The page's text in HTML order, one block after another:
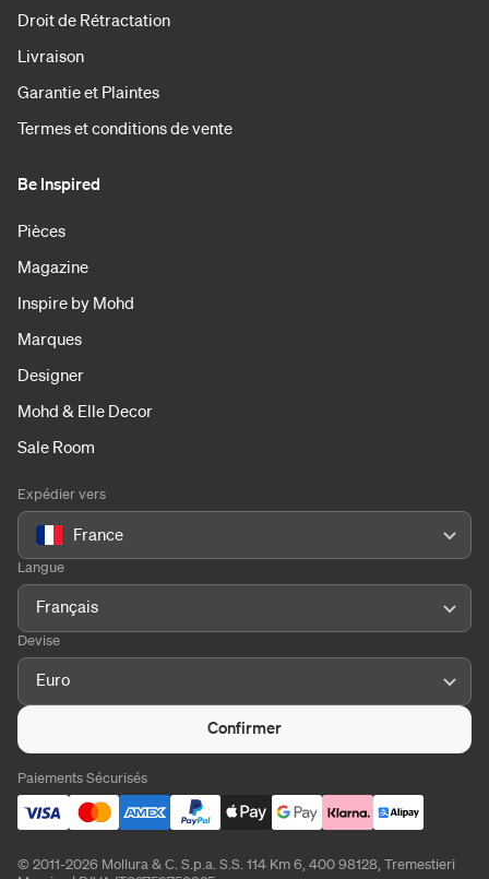
Droit de Rétractation
Livraison
Garantie et Plaintes
Termes et conditions de vente
Be Inspired
Pièces
Magazine
Inspire by Mohd
Marques
Designer
Mohd & Elle Decor
Sale Room
Expédier vers
France
Langue
Français
Devise
Euro
Confirmer
Paiements Sécurisés
© 2011-2026 Mollura & C. S.p.a. S.S. 114 Km 6, 400 98128, Tremestieri